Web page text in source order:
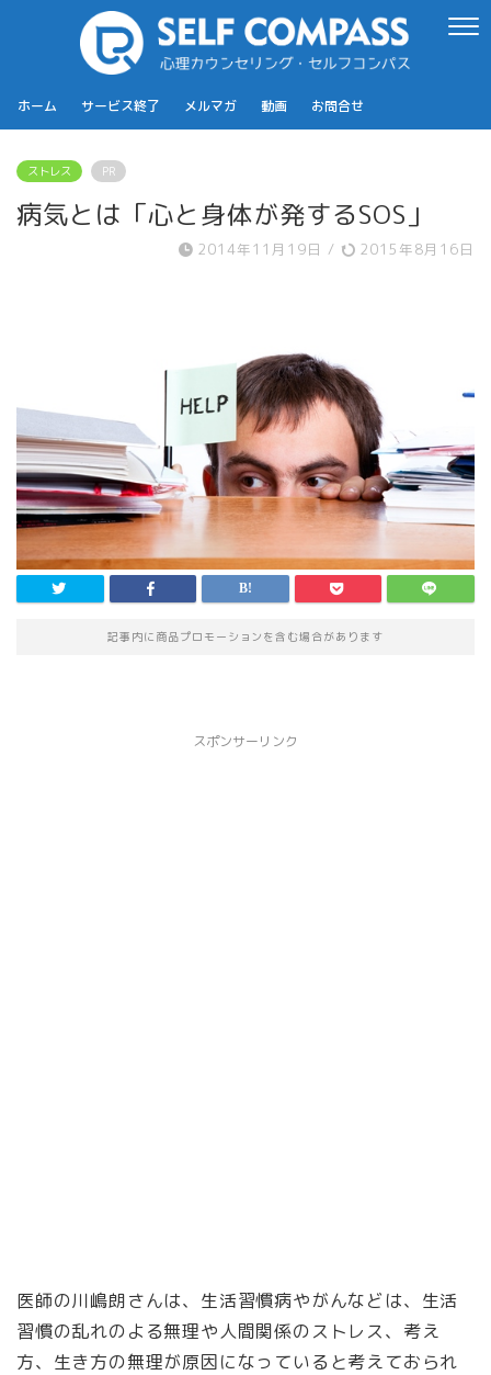
ホーム サービス終了 メルマガ 動画 お問合せ
ストレス PR
病気とは「心と身体が発するSOS」
2014年11月19日 / 2015年8月16日
記事内に商品プロモーションを含む場合があります
スポンサーリンク
医師の川嶋朗さんは、生活習慣病やがんなどは、生活
習慣の乱れのよる無理や人間関係のストレス、考え
方、生き方の無理が原因になっていると考えておられ